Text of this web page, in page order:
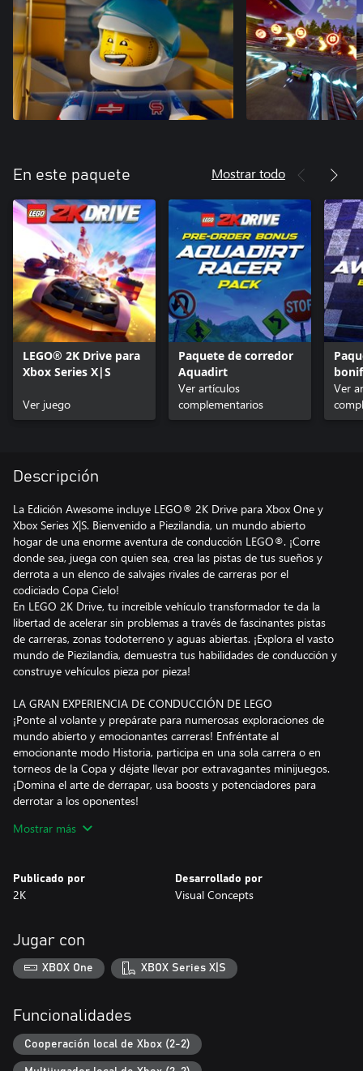
En este paquete Mostrar todo
LEGO® 2K Drive para
Xbox Series X|S
Ver juego
Paquete de corredor
Aquadirt
Ver artículos
complementarios
Drive
Ver
Descripción
La Edición Awesome incluye LEGO® 2K Drive para Xbox One y
Xbox Series X|S. Bienvenido a Piezilandia, un mundo abierto
hogar de una enorme aventura de conducción LEGO®. ¡Corre
donde sea, juega con quien sea, crea las pistas de tus sueños y
derrota a un elenco de salvajes rivales de carreras por el
codiciado Copa Cielo!
En LEGO 2K Drive, tu increíble vehículo transformador te da la
libertad de acelerar sin problemas a través de fascinantes pistas
de carreras, zonas todoterreno y aguas abiertas. ¡Explora el vasto
mundo de Piezilandia, demuestra tus habilidades de conducción y
construye vehículos pieza por pieza!
LA GRAN EXPERIENCIA DE CONDUCCIÓN DE LEGO
¡Ponte al volante y prepárate para numerosas exploraciones de
mundo abierto y emocionantes carreras! Enfréntate al
emocionante modo Historia, participa en una sola carrera o en
torneos de la Copa y déjate llevar por extravagantes minijuegos.
¡Domina el arte de derrapar, usa boosts y potenciadores para
derrotar a los oponentes!
LA COPA CARRERA POR EL CIELO
rivales. Con cada victoria, subirás de rango para enfrentarte al
infame Sombra Z.
El vasto y vibrante mundo de Piezilandia es tuyo para explorarlo
como desees, lleno de personajes coloridos y misiones
excéntricas. Corre a toda velocidad por los exuberantes campos
desiertos del condado de Condado Gran Butte, navega por los
DESATA TU CREATIVIDAD
Mostrar más
Publicado por
2K
Desarrollado por
Visual Concepts
Jugar con
XBOX One XBOX Series X|S
Funcionalidades
Cooperación local de Xbox (2-2)